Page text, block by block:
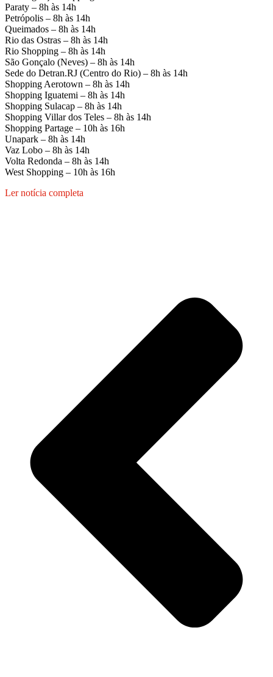
Paraty – 8h às 14h
Petrópolis – 8h às 14h
Queimados – 8h às 14h
Rio das Ostras – 8h às 14h
Rio Shopping – 8h às 14h
São Gonçalo (Neves) – 8h às 14h
Sede do Detran.RJ (Centro do Rio) – 8h às 14h
Shopping Aerotown – 8h às 14h
Shopping Iguatemi – 8h às 14h
Shopping Sulacap – 8h às 14h
Shopping Villar dos Teles – 8h às 14h
Shopping Partage – 10h às 16h
Unapark – 8h às 14h
Vaz Lobo – 8h às 14h
Volta Redonda – 8h às 14h
West Shopping – 10h às 16h
Ler notícia completa